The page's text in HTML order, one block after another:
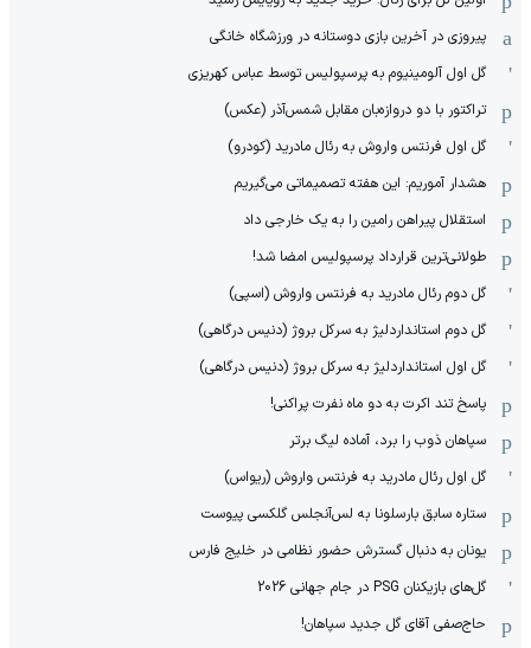
پیروزی در آخرین بازی دوستانه در ورزشگاه خانگی
گل اول آلومینیوم به پرسپولیس توسط عباس کهریزی
تراکتور با دو دروازه‌بان مقابل شمس‌آذر (عکس)
گل اول فرنتس واروش به رئال مادرید (کودرو)
هشدار آموریم: این هفته تصمیماتی می‌گیریم
استقلال پیراهن رامین را به یک خارجی داد
طولانی‌ترین قرارداد پرسپولیس امضا شد!
گل دوم رئال مادرید به فرنتس واروش (اسپی)
گل دوم استانداردلیژ به سرکل بروژ (دنیس درگاهی)
گل اول استانداردلیژ به سرکل بروژ (دنیس درگاهی)
پاسخ تند اکرت به دو ماه نفرت پراکنی!
سپاهان ذوب را برد، آماده لیگ برتر
گل اول رئال مادرید به فرنتس واروش (ریواس)
ستاره سابق بارسلونا به لس‌آنجلس گلکسی پیوست
یونان به دنبال گسترش حضور نظامی در خلیج فارس
گل‌های بازیکنان PSG در جام جهانی 2026
حاج‌صفی آقای گل جدید سپاهان!